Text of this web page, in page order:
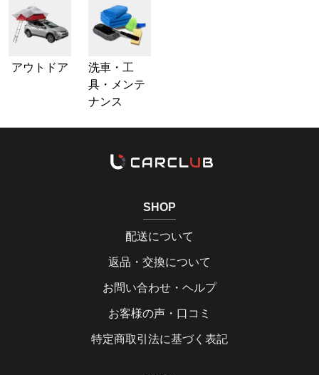
アウトドア
洗車・工
具・メンテ
ナンス
SHOP
配送について
返品・交換について
お問い合わせ・ヘルプ
お客様の声・口コミ
特定商取引法に基づく表記